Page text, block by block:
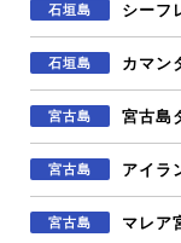
石垣島 シーフ
石垣島 カマン
宮古島 宮古島
宮古島 アイラ
宮古島 マレア